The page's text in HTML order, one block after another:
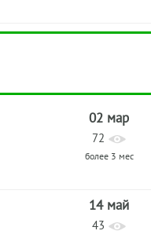
02 мар
72
более 3 мес
14 май
43